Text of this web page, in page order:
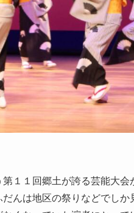
１１回郷土が誇る芸能大
んは地区の祭りなどでし